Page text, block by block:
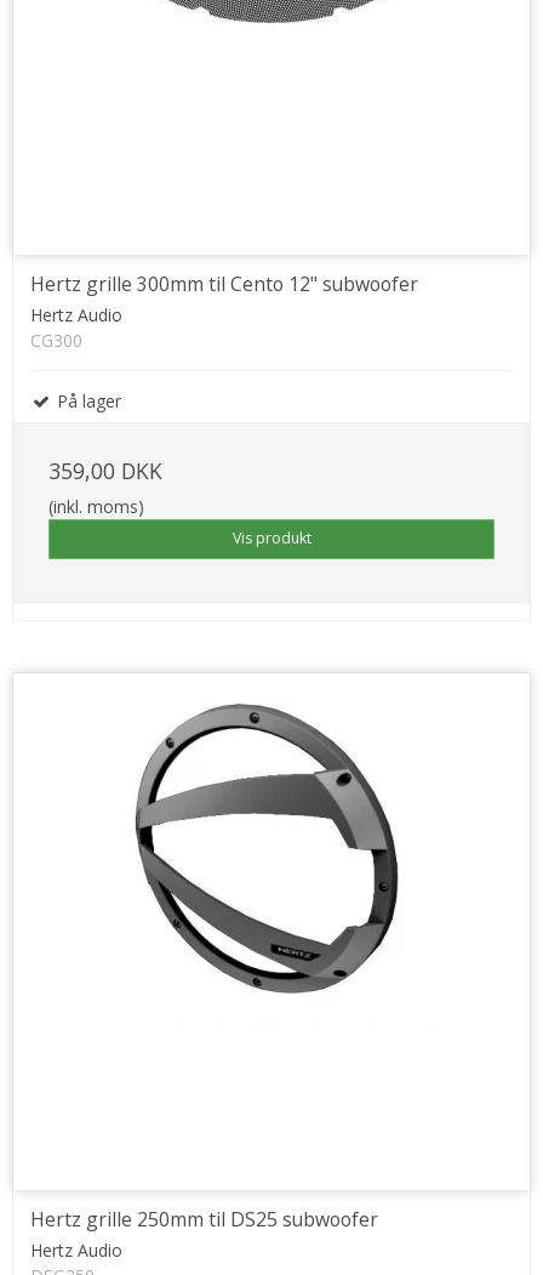
Hertz grille 300mm til Cento 12" subwoofer
Hertz Audio
CG300
På lager
359,00 DKK
(inkl. moms)
Vis produkt
Hertz grille 250mm til DS25 subwoofer
Hertz Audio